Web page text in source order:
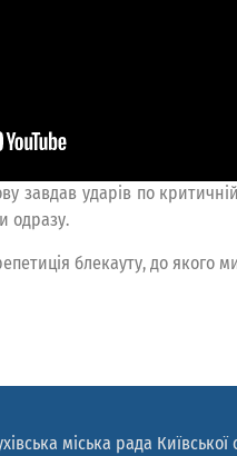
завдав ударів по
одразу.
блекауту, до якого
міська рада Київської